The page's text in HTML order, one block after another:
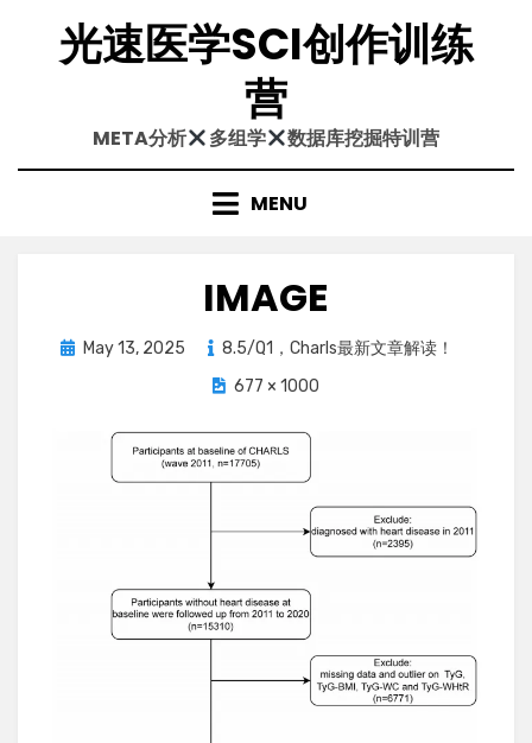
content光速医学SCI创作训练
营
META分析 多组学 数据库挖掘特训营
MENU
IMAGE
PostedMay 13, 2025
8.5/Q1，Charls最新文章解读！
677 × 1000